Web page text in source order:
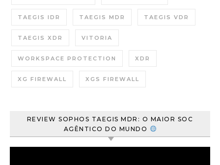
TAEGIS IDR TAEGIS MDR TAEGIS VDR
TAEGIS XDR VITORIA
WORKSPACE PROTECTION XDR
XG FIREWALL XGS FIREWALL
REVIEW SOPHOS TAEGIS MDR: O MAIOR SOC
AGÊNTICO DO MUNDO